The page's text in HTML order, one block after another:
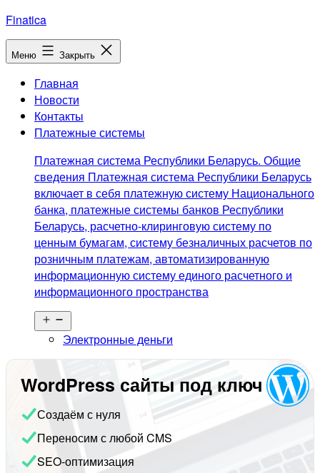
Перейти
к
содержимому
Finatica
Меню Закрыть
Главная
Новости
Контакты
Платежные системы
Платежная система Республики Беларусь. Общие
сведения Платежная система Республики Беларусь
включает в себя платежную систему Национального
банка, платежные системы банков Республики
Беларусь, расчетно-клиринговую систему по
ценным бумагам, систему безналичных расчетов по
розничным платежам, автоматизированную
информационную систему единого расчетного и
информационного пространства
меню
Электронные деньги
WordPress сайты под ключ
Создаём с нуля
Переносим с любой CMS
SEO-оптимизация